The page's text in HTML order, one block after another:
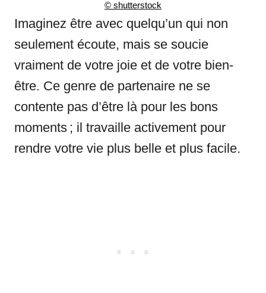
© shutterstock
Imaginez être avec quelqu’un qui non
seulement écoute, mais se soucie
vraiment de votre joie et de votre bien-
être. Ce genre de partenaire ne se
contente pas d’être là pour les bons
moments ; il travaille activement pour
rendre votre vie plus belle et plus facile.